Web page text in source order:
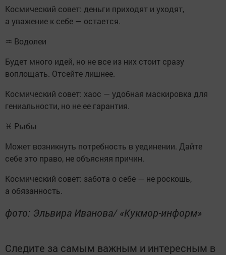
Космический совет: деньги приходят и уходят,
а уважение к себе — остается.
♒ Водолеи
Будет много идей, но не все из них стоит сразу
воплощать. Отсейте лишнее.
Космический совет: хаос — удобная маскировка для
гениальности, но не ее гарантия.
♓ Рыбы
Может возникнуть потребность в уединении. Дайте
себе это право, не объясняя причин.
Космический совет: забота о себе — не роскошь,
а обязанность.
фото: Эльвира Иванова/ «Кукмор-информ»
Следите за самым важным и интересным в